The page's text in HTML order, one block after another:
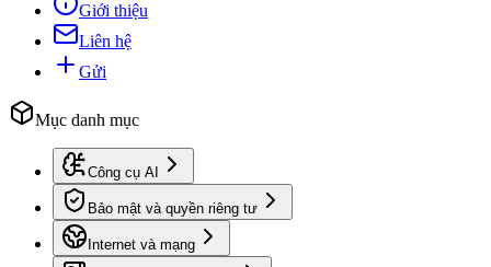
Giới thiệu
Liên hệ
Gửi
Mục danh mục
Công cụ AI
Bảo mật và quyền riêng tư
Internet và mạng